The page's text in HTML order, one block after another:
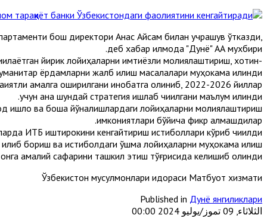
бош директори Анас Айсам билан учрашув ўтказди,
деб хабар қилмоқда "Дунё" АА мухбири.
йирик лойиҳаларни имтиёзли молиялаштириш, хотин-
ёрдамларни жалб қилиш масалалари муҳокама қилинди.
амалга оширилгани инобатга олиниб, 2022-2026 йиллар
учун ана шундай стратегия ишлаб чиқилгани маълум қилинди.
қишлоқ ва бошқа йўналишлардаги лойиҳаларни молиялаштириш
имкониятлари бўйича фикр алмашдилар.
ИТБ иштирокини кенгайтириш истиқболлари кўриб чиқилди.
бориш ва истиқболдаги қўшма лойиҳаларни муҳокама қилиш
амалий сафарини ташкил этиш тўғрисида келишиб олинди.
Ўзбекистон мусулмонлари идораси Матбуот хизмати
Published in Дунё янгиликлари
الثلاثاء, 09 تموز/يوليو 2024 00:00